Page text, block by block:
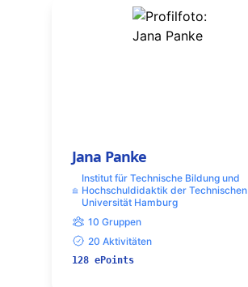
Jana Panke
Institut für Technische Bildung und
Hochschuldidaktik der Technischen
Universität Hamburg
10 Gruppen
20 Aktivitäten
128 ePoints